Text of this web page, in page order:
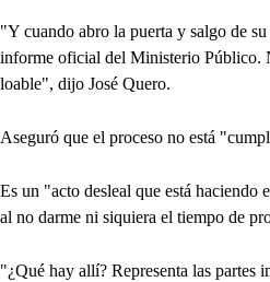
"Y cuando abro la puerta y salgo de
informe oficial del Ministerio Público.
loable", dijo José Quero.
Aseguró que el proceso no está
Es un "acto desleal que está haciendo
al no darme ni siquiera el tiempo de
"¿Qué hay allí? Representa las partes